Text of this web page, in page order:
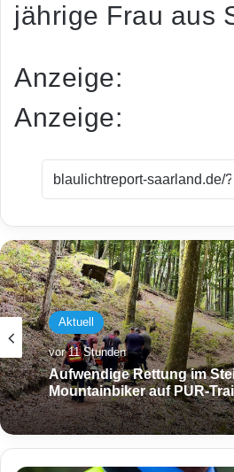
jährige Frau aus
Anzeige:
Anzeige:
Aktuell
vor 11 Stunden
Aufwendige Rettung im
Mountainbiker auf PUR-